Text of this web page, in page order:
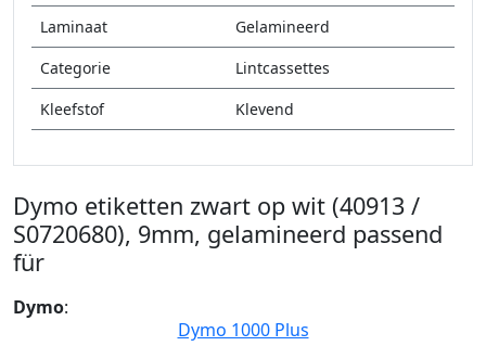
Laminaat
Gelamineerd
Categorie
Lintcassettes
Kleefstof
Klevend
Dymo etiketten zwart op wit (40913 /
S0720680), 9mm, gelamineerd passend
für
Dymo:
Dymo 1000 Plus